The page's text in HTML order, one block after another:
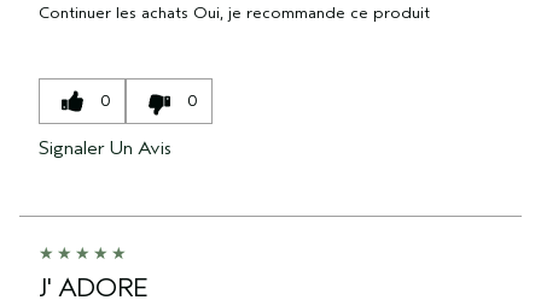
Continuer les achats Oui, je recommande ce produit
0 0
Signaler Un Avis
J' ADORE